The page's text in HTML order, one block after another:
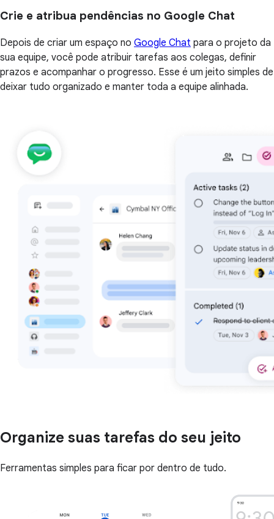
Crie e atribua pendências no Google Chat
Depois de criar um espaço no Google Chat para o projeto da
sua equipe, você pode atribuir tarefas aos colegas, definir
prazos e acompanhar o progresso. Esse é um jeito simples de
deixar tudo organizado e manter toda a equipe alinhada.
Organize suas tarefas do seu jeito
Ferramentas simples para ficar por dentro de tudo.